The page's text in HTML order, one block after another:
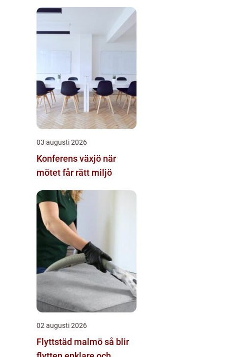
03 augusti 2026
Konferens växjö när
mötet får rätt miljö
02 augusti 2026
Flyttstäd malmö så blir